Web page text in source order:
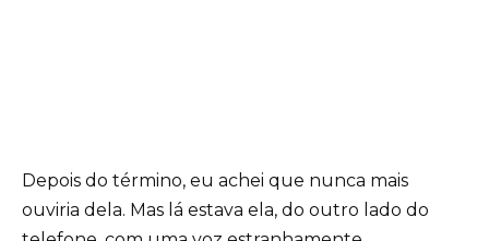
Depois do término, eu achei que nunca mais
ouviria dela. Mas lá estava ela, do outro lado do